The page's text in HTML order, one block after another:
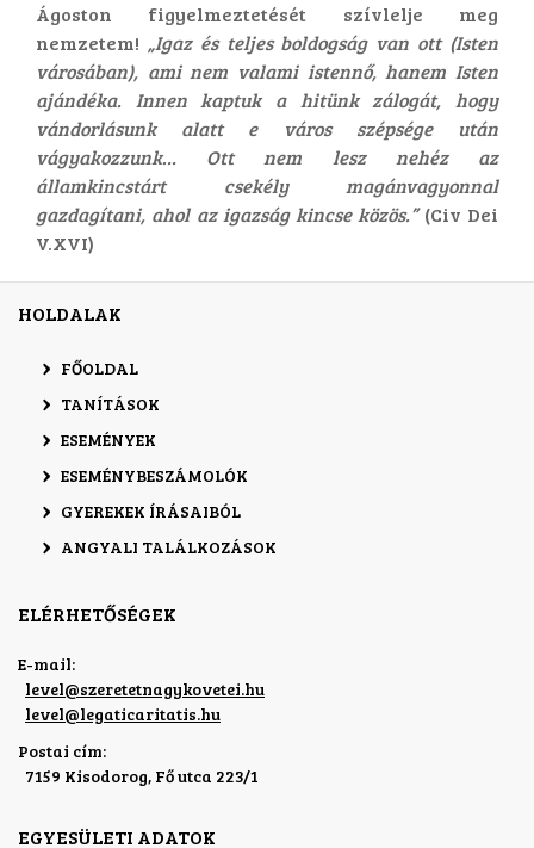
Ágoston figyelmeztetését szívlelje meg
nemzetem! „Igaz és teljes boldogság van ott (Isten
városában), ami nem valami istennő, hanem Isten
ajándéka. Innen kaptuk a hitünk zálogát, hogy
vándorlásunk alatt e város szépsége után
vágyakozzunk… Ott nem lesz nehéz az
államkincstárt csekély magánvagyonnal
gazdagítani, ahol az igazság kincse közös.”(Civ Dei
V.XVI)
HOLDALAK
FŐOLDAL
TANÍTÁSOK
ESEMÉNYEK
ESEMÉNYBESZÁMOLÓK
GYEREKEK ÍRÁSAIBÓL
ANGYALI TALÁLKOZÁSOK
ELÉRHETŐSÉGEK
E-mail:
level@szeretetnagykovetei.hu
level@legaticaritatis.hu
Postai cím:
7159 Kisodorog, Fő utca 223/1
EGYESÜLETI ADATOK